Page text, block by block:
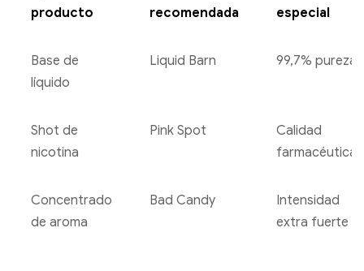
producto
recomendada
especial
Base de
líquido
Liquid Barn 99,7% pureza
Shot de
nicotina
Pink Spot
Calidad
farmacéutica
Concentrado
de aroma
Bad Candy
Intensidad
extra fuerte